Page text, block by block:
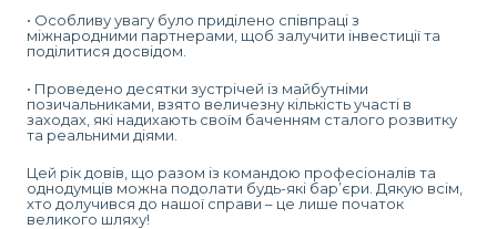
• Особливу увагу було приділено співпраці з
міжнародними партнерами, щоб залучити інвестиції та
поділитися досвідом.
• Проведено десятки зустрічей із майбутніми
позичальниками, взято величезну кількість участі в
заходах, які надихають своїм баченням сталого розвитку
та реальними діями.
Цей рік довів, що разом із командою професіоналів та
однодумців можна подолати будь-які бар’єри. Дякую всім,
хто долучився до нашої справи – це лише початок
великого шляху!